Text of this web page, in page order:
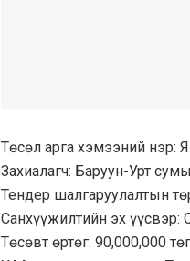
Төсөл арга хэмээний нэр:
Захиалагч: Баруун-Урт
Тендер шалгаруулалтын
Санхүүжилтийн эх үүсвэр:
Төсөвт өртөг: 90,000,000